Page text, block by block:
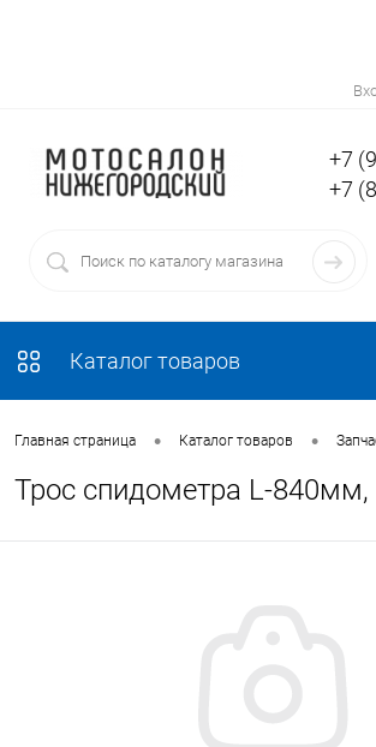
+7
+7
Каталог товаров
Главная страница • Каталог товаров •
Трос спидометра L-840мм,